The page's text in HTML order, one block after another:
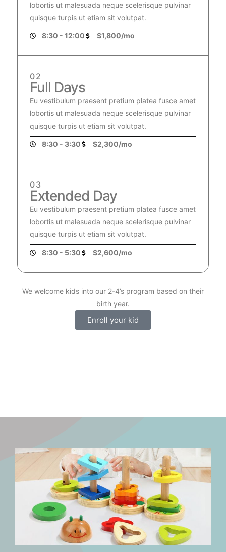
lobortis ut malesuada neque scelerisque pulvinar
quisque turpis ut etiam sit volutpat.
8:30 - 12:00 $1,800/mo
02
Full Days
Eu vestibulum praesent pretium platea fusce amet
lobortis ut malesuada neque scelerisque pulvinar
quisque turpis ut etiam sit volutpat.
8:30 - 3:30 $2,300/mo
03
Extended Day
Eu vestibulum praesent pretium platea fusce amet
lobortis ut malesuada neque scelerisque pulvinar
quisque turpis ut etiam sit volutpat.
8:30 - 5:30 $2,600/mo
We welcome kids into our 2-4’s program based on their
birth year.
Enroll your kid